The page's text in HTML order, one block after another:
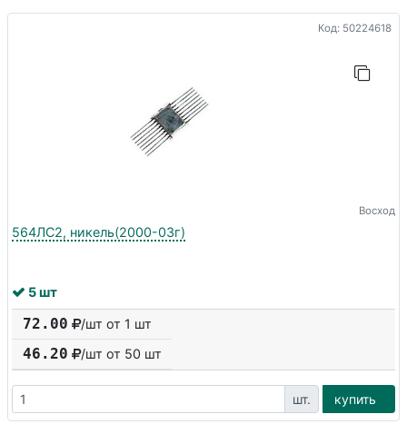
Код: 50224618
Восход
564ЛС2, никель(2000-03г)
5 шт
72.00 /шт от 1 шт
46.20 /шт от 50 шт
шт. купить